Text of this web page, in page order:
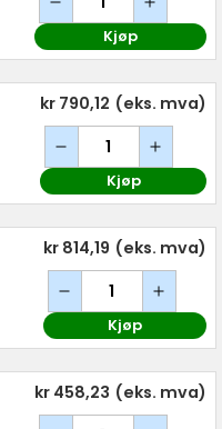
Kjøp
kr 790,12 (eks. mva)
Kjøp
kr 814,19 (eks. mva)
Kjøp
kr 458,23 (eks. mva)